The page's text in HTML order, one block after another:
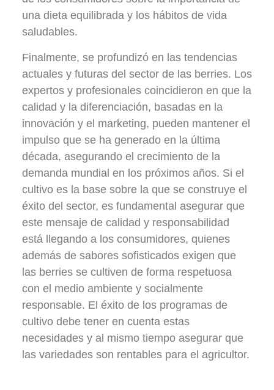
una dieta equilibrada y los hábitos de vida
saludables.
Finalmente, se profundizó en las tendencias
actuales y futuras del sector de las berries. Los
expertos y profesionales coincidieron en que la
calidad y la diferenciación, basadas en la
innovación y el marketing, pueden mantener el
impulso que se ha generado en la última
década, asegurando el crecimiento de la
demanda mundial en los próximos años. Si el
cultivo es la base sobre la que se construye el
éxito del sector, es fundamental asegurar que
este mensaje de calidad y responsabilidad
está llegando a los consumidores, quienes
además de sabores sofisticados exigen que
las berries se cultiven de forma respetuosa
con el medio ambiente y socialmente
responsable. El éxito de los programas de
cultivo debe tener en cuenta estas
necesidades y al mismo tiempo asegurar que
las variedades son rentables para el agricultor.